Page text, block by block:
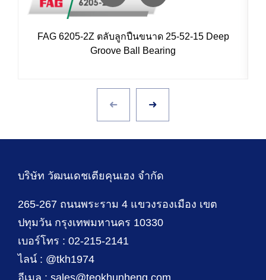
FAG 6205-2Z ตลับลูกปืนขนาด 25-52-15 Deep
Groove Ball Bearing
บริษัท วัฒนเดชเตียคุนเฮง จำกัด
265-267 ถนนพระราม 4 แขวงรองเมือง เขต
ปทุมวัน กรุงเทพมหานคร 10330
เบอร์โทร : 02-215-2141
ไลน์ : @tkh1974
อีเมล : sales@teokhunheng.com